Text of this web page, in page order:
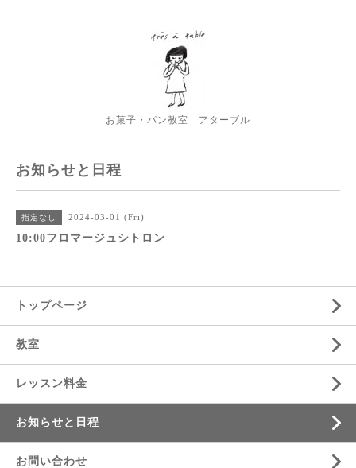
お菓子・パン教室 アターブル
お知らせと日程
指定なし 2024-03-01 (Fri)
10:00フロマージュシトロン
トップページ
教室
レッスン料金
お知らせと日程
お問い合わせ